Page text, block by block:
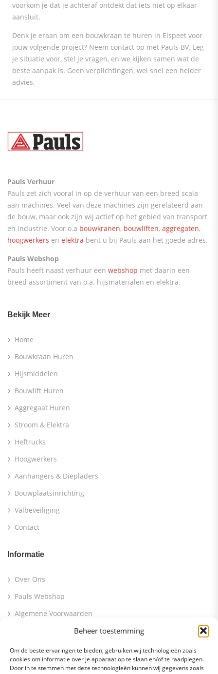
Beheer toestemming
Om de beste ervaringen te bieden, gebruiken wij technologieën zoals
cookies om informatie over je apparaat op te slaan en/of te raadplegen.
Door in te stemmen met deze technologieën kunnen wij gegevens zoals
voorkom je dat je achteraf ontdekt dat iets niet op elkaar
aansluit.
Denk je eraan om een bouwkraan te huren in Elspeet voor
jouw volgende project? Neem contact op met Pauls BV. Leg
je situatie voor, stel je vragen, en we kijken samen wat de
beste aanpak is. Geen verplichtingen, wel snel een helder
advies.
Pauls Verhuur
Pauls zet zich vooral in op de verhuur van een breed scala
aan machines. Veel van deze machines zijn gerelateerd aan
de bouw, maar ook zijn wij actief op het gebied van transport
en industrie. Voor o.a bouwkranen, bouwliften, aggregaten,
hoogwerkers en elektra bent u bij Pauls aan het goede adres.
Pauls Webshop
Pauls heeft naast verhuur een webshop met daarin een
breed assortiment van o.a. hijsmaterialen en elektra.
Bekijk Meer
Home
Bouwkraan Huren
Hijsmiddelen
Bouwlift Huren
Aggregaat Huren
Stroom & Elektra
Heftrucks
Hoogwerkers
Aanhangers & Diepladers
Bouwplaatsinrichting
Valbeveiliging
Contact
Informatie
Over Ons
Pauls Webshop
Algemene Voorwaarden
Molenstraat 56 5397 EL Lith